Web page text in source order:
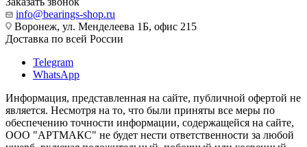
info@bearings-shop.ru
Воронеж, ул. Менделеева 1Б, офис 215
Доставка по всей России
Telegram
WhatsApp
Информация, представленная на сайте, публичной офертой не
является. Несмотря на то, что были приняты все меры по
обеспечению точности информации, содержащейся на сайте,
ООО "АРТМАКС" не будет нести ответственности за любой